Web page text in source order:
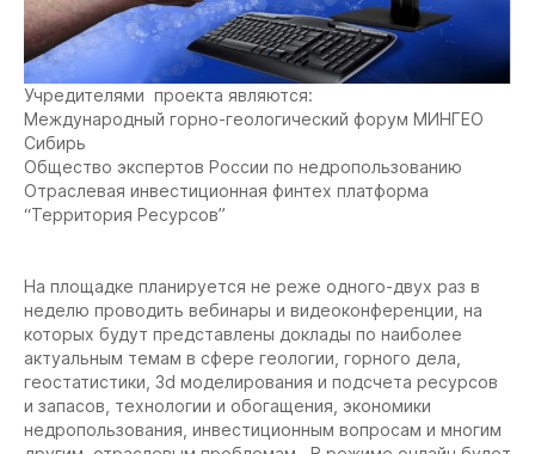
Учредителями проекта являются:
Международный горно-геологический форум МИНГЕО
Сибирь
Общество экспертов России по недропользованию
Отраслевая инвестиционная финтех платформа
“Территория Ресурсов”
На площадке планируется не реже одного-двух раз в
неделю проводить вебинары и видеоконференции, на
которых будут представлены доклады по наиболее
актуальным темам в сфере геологии, горного дела,
геостатистики, 3d моделирования и подсчета ресурсов
и запасов, технологии и обогащения, экономики
недропользования, инвестиционным вопросам и многим